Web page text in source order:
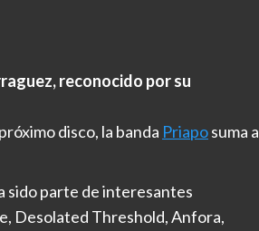
reconocido por su
disco, la banda Priaposuma a
sido parte de interesantes
Desolated Threshold, Anfora,